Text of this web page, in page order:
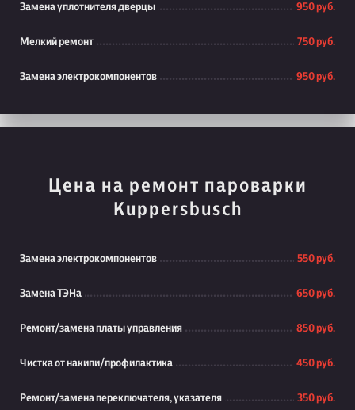
Замена уплотнителя дверцы 950 руб.
Мелкий ремонт 750 руб.
Замена электрокомпонентов 950 руб.
Цена на ремонт пароварки
Kuppersbusch
Замена электрокомпонентов 550 руб.
Замена ТЭНа 650 руб.
Ремонт/замена платы управления 850 руб.
Чистка от накипи/профилактика 450 руб.
Ремонт/замена переключателя, указателя 350 руб.